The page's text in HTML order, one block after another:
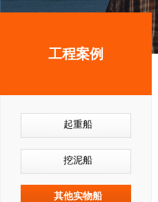
起重船
挖泥船
其他实物船
工程案例